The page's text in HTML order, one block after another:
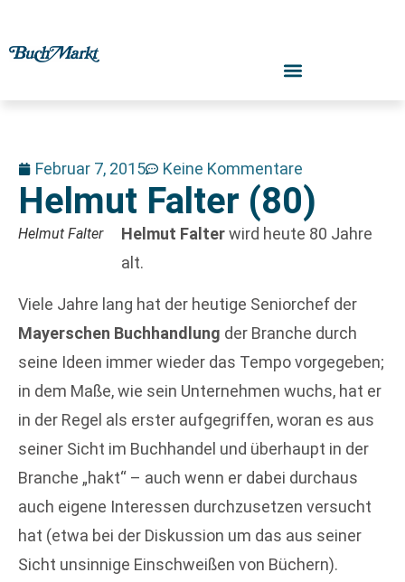
Februar 7, 2015 Keine Kommentare
Helmut Falter (80)
Helmut Falter Helmut Falterwird heute 80 Jahre
alt.
Viele Jahre lang hat der heutige Seniorchef der
Mayerschen Buchhandlung der Branche durch
seine Ideen immer wieder das Tempo vorgegeben;
in dem Maße, wie sein Unternehmen wuchs, hat er
in der Regel als erster aufgegriffen, woran es aus
seiner Sicht im Buchhandel und überhaupt in der
Branche „hakt“ – auch wenn er dabei durchaus
auch eigene Interessen durchzusetzen versucht
hat (etwa bei der Diskussion um das aus seiner
Sicht unsinnige Einschweißen von Büchern).